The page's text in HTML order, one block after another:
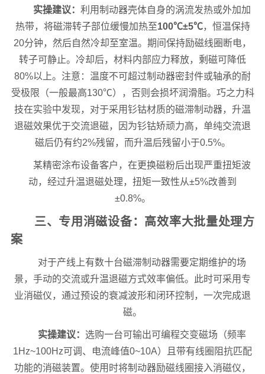
实操建议： 利用制动器壳体自身的涡流发热或外加加
热带，将磁滞转子部位缓慢加热至100℃±5℃，恒温保持
20分钟，然后自然冷却至室温。期间保持励磁线圈断电，
转子可静止。冷却后，材料内部应力释放，剩磁可降低
80%以上。注意：温度不可超过制动器密封件或轴承的耐
受极限（一般最高130℃），否则会损坏润滑脂。巧之力科
技在实验中发现，对于采用钐钴材质的磁滞制动器，升温
退磁效果优于交流退磁，因为钐钴矫顽力高，单纯交流退
磁后仍有约2%残留，而升温后残留小于0.5%。
某精密涂布设备客户，在更换磁粉后出现严重扭矩波
动，经过升温退磁处理，扭矩一致性从±5%改善到
±0.8%。
三、专用消磁设备：高效率大批量处理方
案
对于产线上有数十台磁滞制动器需要定期维护的场
景，手动的交流或升温退磁方式效率偏低。此时可采用专
业消磁仪，通过预设的衰减波形和闭环控制，一次完成退
磁。
实操建议： 选购一台可输出可编程交变磁场（频率
1Hz~100Hz可调、电流峰值0~10A）且带有线圈阻抗匹配
功能的消磁装置。使用时将制动器励磁线圈接入消磁仪，